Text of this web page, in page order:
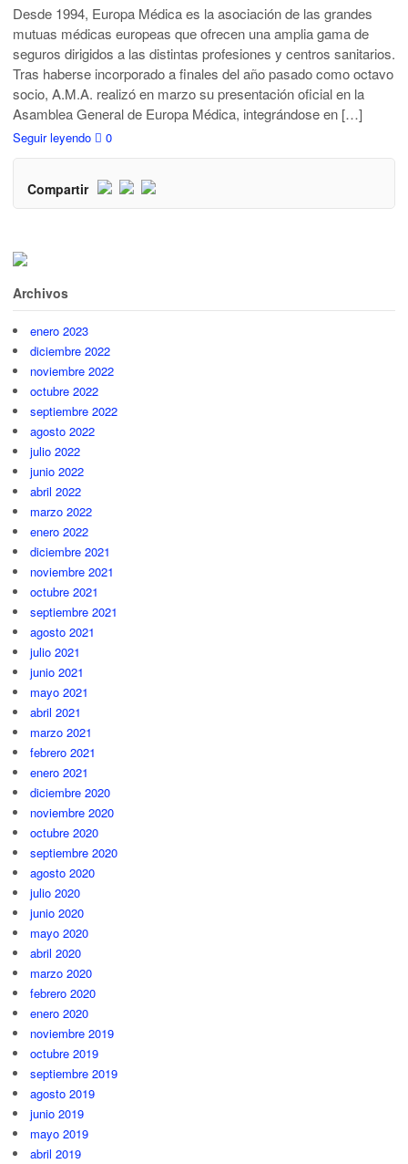
Desde 1994, Europa Médica es la asociación de las grandes
mutuas médicas europeas que ofrecen una amplia gama de
seguros dirigidos a las distintas profesiones y centros sanitarios.
Tras haberse incorporado a finales del año pasado como octavo
socio, A.M.A. realizó en marzo su presentación oficial en la
Asamblea General de Europa Médica, integrándose en […]
Seguir leyendo 0
Compartir
Archivos
enero 2023
diciembre 2022
noviembre 2022
octubre 2022
septiembre 2022
agosto 2022
julio 2022
junio 2022
abril 2022
marzo 2022
enero 2022
diciembre 2021
noviembre 2021
octubre 2021
septiembre 2021
agosto 2021
julio 2021
junio 2021
mayo 2021
abril 2021
marzo 2021
febrero 2021
enero 2021
diciembre 2020
noviembre 2020
octubre 2020
septiembre 2020
agosto 2020
julio 2020
junio 2020
mayo 2020
abril 2020
marzo 2020
febrero 2020
enero 2020
noviembre 2019
octubre 2019
septiembre 2019
agosto 2019
junio 2019
mayo 2019
abril 2019